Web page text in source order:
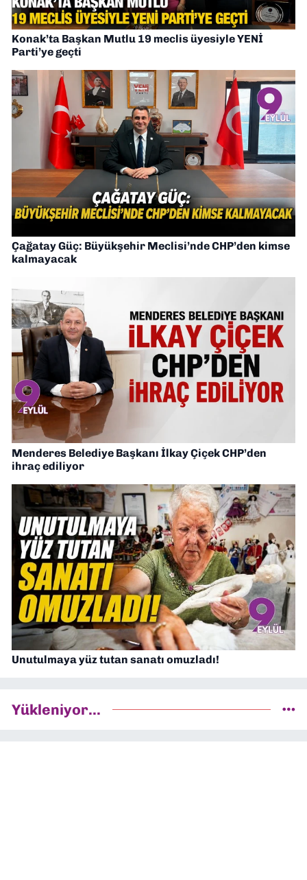
Konak’ta Başkan Mutlu 19 meclis üyesiyle YENİ
Parti’ye geçti
Çağatay Güç: Büyükşehir Meclisi’nde CHP’den kimse
kalmayacak
Menderes Belediye Başkanı İlkay Çiçek CHP’den
ihraç ediliyor
Unutulmaya yüz tutan sanatı omuzladı!
Yükleniyor...